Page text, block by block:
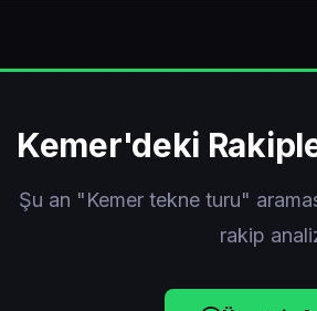
Kemer'deki
Şu an "Kemer tekne turu"
rakip